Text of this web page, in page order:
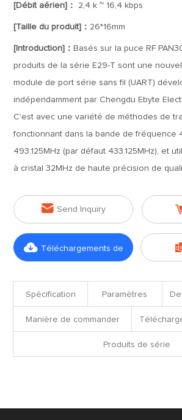
[Débit aérien]： 2,4 k ~ 16,4 kbps
[Taille du produit]： 26*16mm
[Introduction]： Basés sur la puce RF
produits de la série E29-T sont une
module de port série sans fil (UART)
indépendamment par Chengdu Ebyte
C'est avec une variété de méthodes de
fonctionnant dans la bande de fréquence
493.125MHz (par défaut 433.125MHz), et
à cristal 32MHz de haute précision de
 Send Inquiry
 Téléchargements de
Spécification Paramètres
Manière de commander
Produits de série